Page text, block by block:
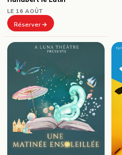
LE 16 AOÛT
Réserver